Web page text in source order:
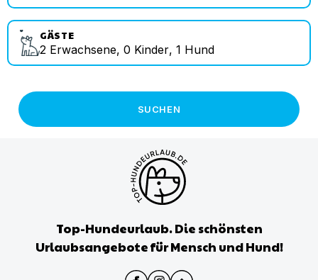
GÄSTE
2 Erwachsene, 0 Kinder, 1 Hund
SUCHEN
Top-Hundeurlaub. Die schönsten
Urlaubsangebote für Mensch und Hund!